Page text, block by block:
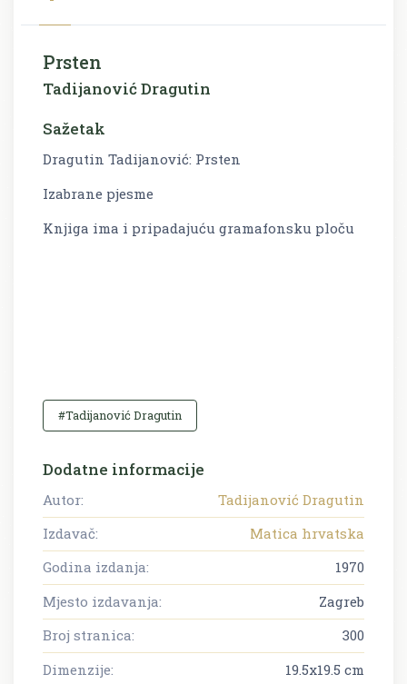
Prsten
Tadijanović Dragutin
Sažetak
Dragutin Tadijanović: Prsten
Izabrane pjesme
Knjiga ima i pripadajuću gramafonsku ploču
#Tadijanović Dragutin
Dodatne informacije
Autor:
Tadijanović Dragutin
Izdavač:
Matica hrvatska
Godina izdanja:
1970
Mjesto izdavanja:
Zagreb
Broj stranica:
300
Dimenzije:
19.5x19.5 cm